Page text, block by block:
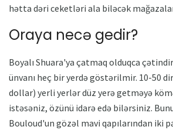
hətta dəri ceketləri ala biləcək
Oraya necə gedir?
Boyalı Shuara'ya çatmaq olduqca
ünvanı heç bir yerdə göstərilmir. 10-50
dollar) yerli yerlər düz yerə getməyə
istəsəniz, özünü idarə edə bilərsiniz.
Bouloud'un gözəl mavi qapılarından iki